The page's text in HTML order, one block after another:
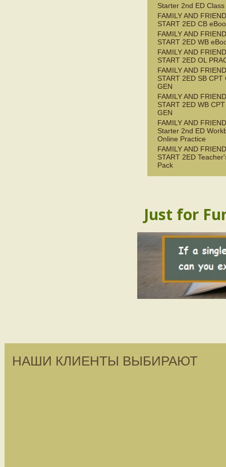
Starter 2nd ED
FAMILY AND
START 2ED CB
FAMILY AND
START 2ED WB
FAMILY AND
START 2ED OL
FAMILY AND
START 2ED SB CPT
GEN
FAMILY AND
START 2ED WB
GEN
FAMILY AND
Starter 2nd ED
Online Practice
FAMILY AND
START 2ED
Pack
Just for
НАШИ КЛИЕНТЫ ВЫБИРАЮТ